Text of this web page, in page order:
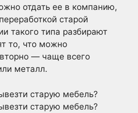
отдать ее в компанию,
старой
такого типа разбирают
то, что можно
— чаще всего
металл.
старую мебель?
старую мебель?